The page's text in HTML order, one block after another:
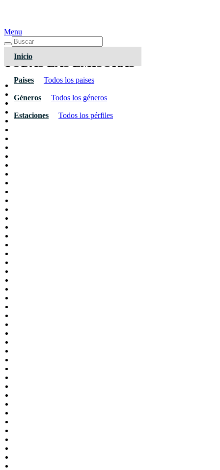
Menu
Inicio
Paises Todos los paises
Géneros Todos los géneros
Estaciones Todos los pérfiles
TODAS LAS EMISORAS